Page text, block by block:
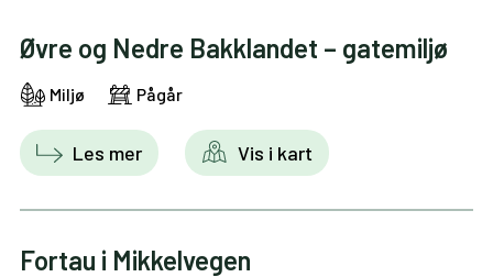
Øvre og Nedre Bakklandet – gatemiljø
Miljø Pågår
Les mer Vis i kart
Fortau i Mikkelvegen